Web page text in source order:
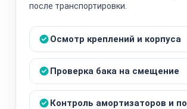
после транспортировки.
Осмотр креплений и корпуса
Проверка бака на смещение
Контроль амортизаторов и